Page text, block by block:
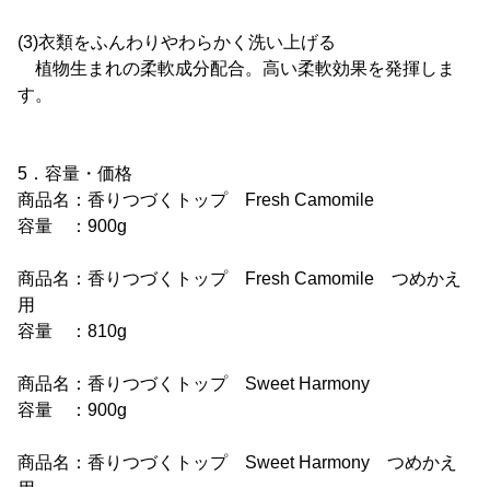
(3)衣類をふんわりやわらかく洗い上げる
植物生まれの柔軟成分配合。高い柔軟効果を発揮しま
す。
5．容量・価格
商品名：香りつづくトップ Fresh Camomile
容量 ：900g
商品名：香りつづくトップ Fresh Camomile つめかえ
用
容量 ：810g
商品名：香りつづくトップ Sweet Harmony
容量 ：900g
商品名：香りつづくトップ Sweet Harmony つめかえ